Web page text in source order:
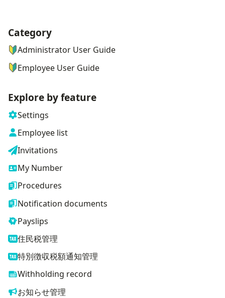
ナビゲーションメニュー
Category
Administrator User Guide
Employee User Guide
Explore by feature
Settings
Employee list
Invitations
My Number
Procedures
Notification documents
Payslips
住民税管理
特別徴収税額通知管理
Withholding record
お知らせ管理